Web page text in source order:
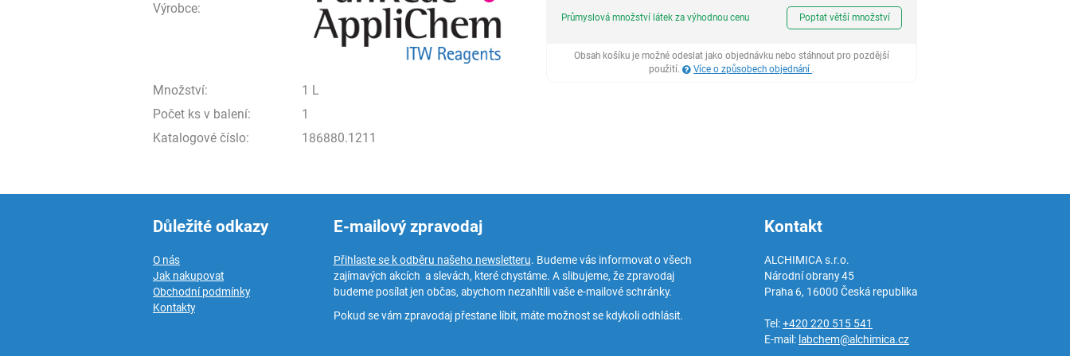
Výrobce:
Množství:
1 L
Počet ks v balení:
1
Katalogové číslo:
186880.1211
Průmyslová množství látek za výhodnou cenu Poptat větší množství
Obsah košíku je možné odeslat jako objednávku nebo stáhnout pro pozdější
použití.
Více o způsobech objednání .
Důležité odkazy
O nás
Jak nakupovat
Obchodní podmínky
Kontakty
E-mailový zpravodaj
Přihlaste se k odběru našeho newsletteru. Budeme vás informovat o všech
zajímavých akcích a slevách, které chystáme. A slibujeme, že zpravodaj
budeme posílat jen občas, abychom nezahltili vaše e-mailové schránky.
Pokud se vám zpravodaj přestane líbit, máte možnost se kdykoli odhlásit.
Kontakt
ALCHIMICA s.r.o.
Národní obrany 45
Praha 6, 16000 Česká republika
Tel:+420 220 515 541
E-mail: labchem@alchimica.cz